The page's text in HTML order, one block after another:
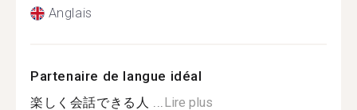
Anglais
Partenaire de langue idéal
楽しく会話できる人 ...Lire plus